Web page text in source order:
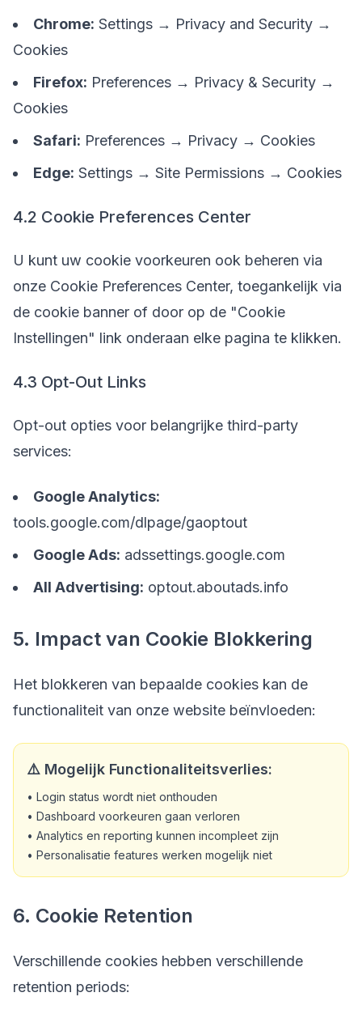
Chrome: Settings → Privacy and Security →
Cookies
Firefox: Preferences → Privacy & Security →
Cookies
Safari: Preferences → Privacy → Cookies
Edge: Settings → Site Permissions → Cookies
4.2 Cookie Preferences Center
U kunt uw cookie voorkeuren ook beheren via
onze Cookie Preferences Center, toegankelijk via
de cookie banner of door op de "Cookie
Instellingen" link onderaan elke pagina te klikken.
4.3 Opt-Out Links
Opt-out opties voor belangrijke third-party
services:
Google Analytics:
tools.google.com/dlpage/gaoptout
Google Ads: adssettings.google.com
All Advertising: optout.aboutads.info
5. Impact van Cookie Blokkering
Het blokkeren van bepaalde cookies kan de
functionaliteit van onze website beïnvloeden:
⚠️ Mogelijk Functionaliteitsverlies:
• Login status wordt niet onthouden
• Dashboard voorkeuren gaan verloren
• Analytics en reporting kunnen incompleet zijn
• Personalisatie features werken mogelijk niet
6. Cookie Retention
Verschillende cookies hebben verschillende
retention periods: